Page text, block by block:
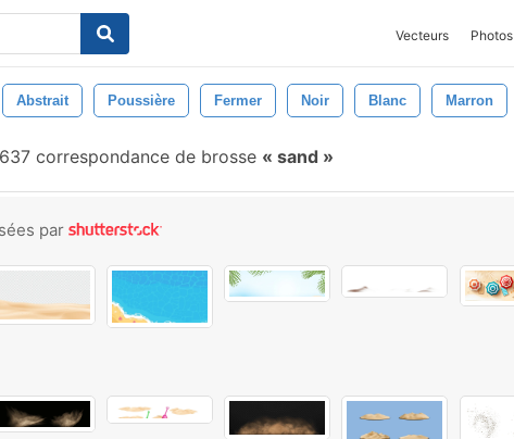
Vecteurs Photos
Abstrait Poussière Fermer Noir Blanc Marron
637 correspondance de brosse sand
par